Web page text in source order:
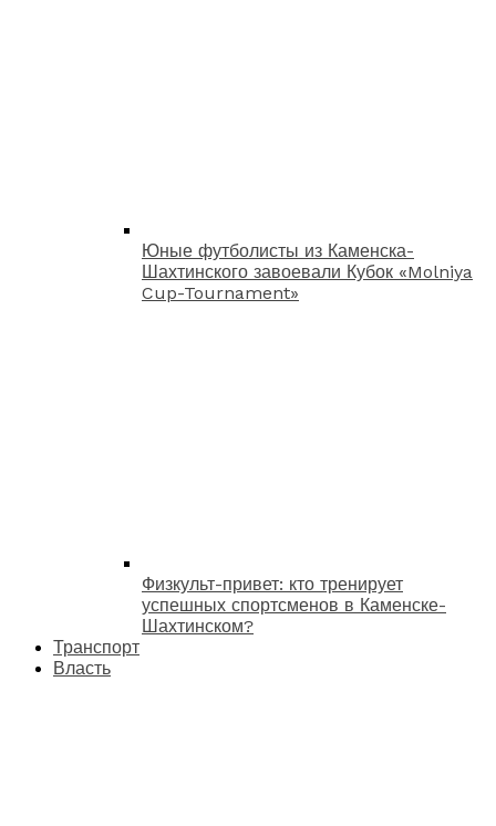
Юные футболисты из Каменска-
Шахтинского завоевали Кубок «Molniya
Cup-Tournament»
Физкульт-привет: кто тренирует
успешных спортсменов в Каменске-
Шахтинском?
Транспорт
Власть